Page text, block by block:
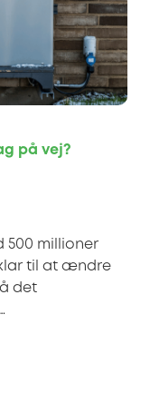
på vej?
500 millioner
til at ændre
det